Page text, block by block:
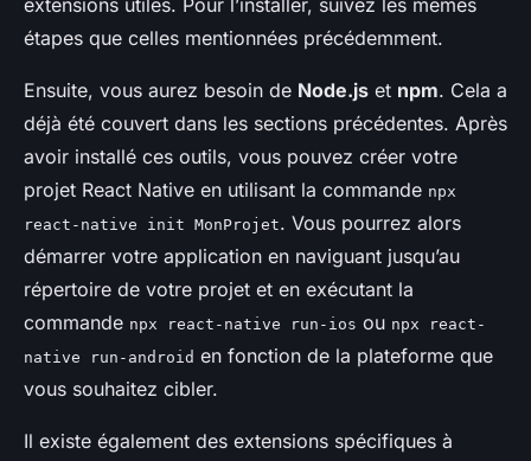
extensions utiles. Pour l’installer, suivez les mêmes
étapes que celles mentionnées précédemment.
Ensuite, vous aurez besoin de Node.js et npm. Cela a
déjà été couvert dans les sections précédentes. Après
avoir installé ces outils, vous pouvez créer votre
projet React Native en utilisant la commande npx
react-native init MonProjet. Vous pourrez alors
démarrer votre application en naviguant jusqu’au
répertoire de votre projet et en exécutant la
commande npx react-native run-ios ou npx react-
native run-android en fonction de la plateforme que
vous souhaitez cibler.
Il existe également des extensions spécifiques à